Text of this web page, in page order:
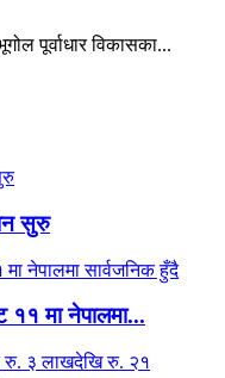
पूर्वाधार विकासका...
सुरु
मा नेपालमा...